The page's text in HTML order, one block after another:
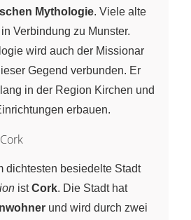
Mythologie. Viele alte
Verbindung zu Munster.
wird auch der Missionar
Gegend verbunden. Er
in der Region Kirchen und
erbauen.
dichtesten besiedelte Stadt
istCork. Die Stadt hat
und wird durch zwei